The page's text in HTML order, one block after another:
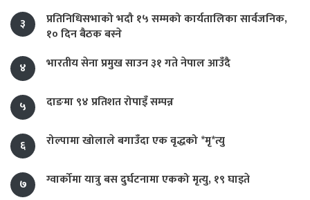
३
प्रतिनिधिसभाको भदौ १५ सम्मको कार्यतालिका सार्वजनिक,
१० दिन बैठक बस्ने
४
भारतीय सेना प्रमुख साउन ३१ गते नेपाल आउँदै
५ दाङमा ९४ प्रतिशत रोपाइँ सम्पन्न
६ रोल्पामा खोलाले बगाउँदा एक वृद्धको *मृ*त्यु
७ ग्वार्कोमा यात्रु बस दुर्घटनामा एकको मृत्यु, १९ घाइते